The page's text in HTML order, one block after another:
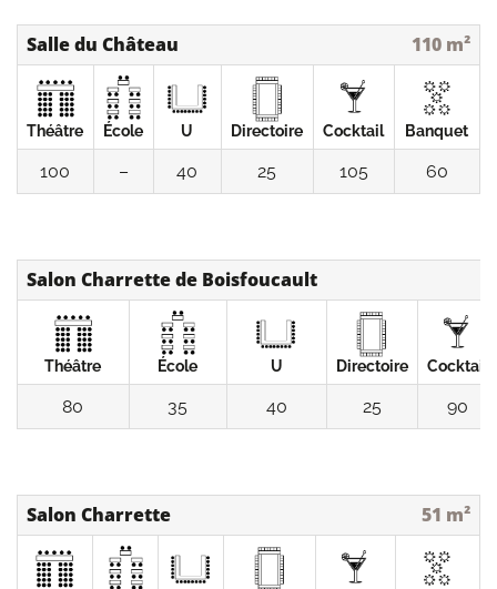
Salle du Château 110 m²
Théâtre École U Directoire Cocktail Banquet
100 – 40 25 105 60
Salon Charrette de Boisfoucault
Théâtre École U Directoire Cocktail
80 35 40 25 90
Salon Charrette 51 m²